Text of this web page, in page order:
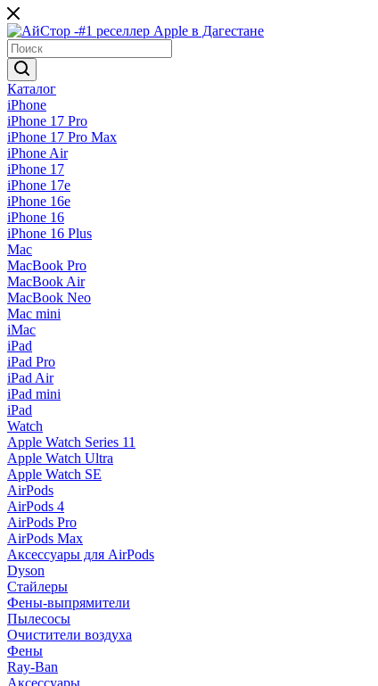
Каталог
iPhone
iPhone 17 Pro
iPhone 17 Pro Max
iPhone Air
iPhone 17
iPhone 17e
iPhone 16e
iPhone 16
iPhone 16 Plus
Mac
MacBook Pro
MacBook Air
MacBook Neo
Mac mini
iMac
iPad
iPad Pro
iPad Air
iPad mini
iPad
Watch
Apple Watch Series 11
Apple Watch Ultra
Apple Watch SE
AirPods
AirPods 4
AirPods Pro
AirPods Max
Аксессуары для AirPods
Dyson
Стайлеры
Фены-выпрямители
Пылесосы
Очистители воздуха
Фены
Ray-Ban
Аксессуары